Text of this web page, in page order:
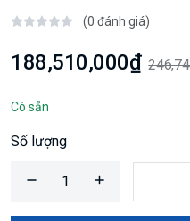
(0 đánh giá)
188,510,000₫
Có sẵn
Số lượng